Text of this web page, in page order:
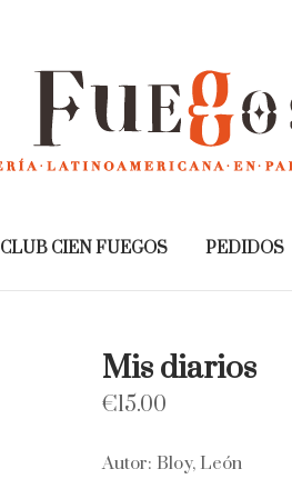
CLUB CIEN FUEGOS PEDIDOS
Mis diarios
€15.00
Autor: Bloy, León